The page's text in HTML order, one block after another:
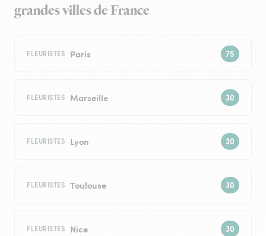
grandes villes de France
FLEURISTES Paris
FLEURISTES Marseille
FLEURISTES Lyon
FLEURISTES Toulouse
FLEURISTES Nice